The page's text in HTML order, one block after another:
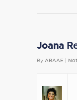
Joana
By ABAAE